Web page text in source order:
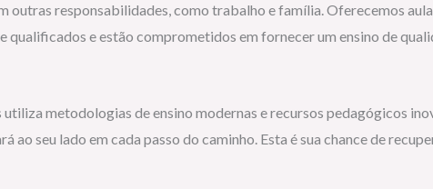
responsabilidades, como trabalho e família. Oferecemos
qualificados e estão comprometidos em fornecer um ensino de
metodologias de ensino modernas e recursos pedagógicos
seu lado em cada passo do caminho. Esta é sua chance de